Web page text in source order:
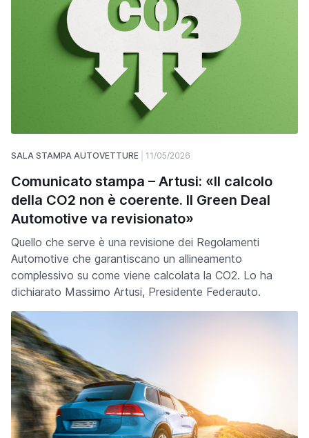
SALA STAMPA AUTOVETTURE 11/05/2026
Comunicato stampa – Artusi: «Il calcolo
della CO2 non è coerente. Il Green Deal
Automotive va revisionato»
Quello che serve è una revisione dei Regolamenti
Automotive che garantiscano un allineamento
complessivo su come viene calcolata la CO2. Lo ha
dichiarato Massimo Artusi, Presidente Federauto.